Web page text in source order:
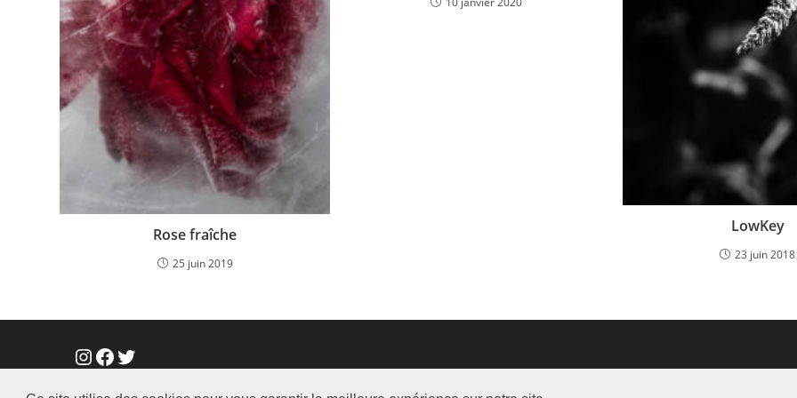
Rose fraîche
25 juin 2019
LowKey
23 juin 2018
Instagram
Facebook
Twitter